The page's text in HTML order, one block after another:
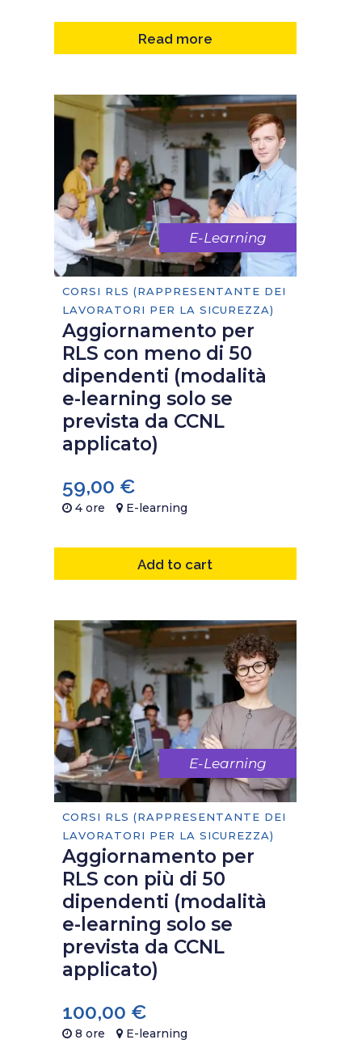
Read more
E-Learning
CORSI RLS (RAPPRESENTANTE DEI
LAVORATORI PER LA SICUREZZA)
Aggiornamento per
RLS con meno di 50
dipendenti (modalità
e-learning solo se
prevista da CCNL
applicato)
59,00 €
4 ore E-learning
Add to cart
E-Learning
CORSI RLS (RAPPRESENTANTE DEI
LAVORATORI PER LA SICUREZZA)
Aggiornamento per
RLS con più di 50
dipendenti (modalità
e-learning solo se
prevista da CCNL
applicato)
100,00 €
8 ore E-learning